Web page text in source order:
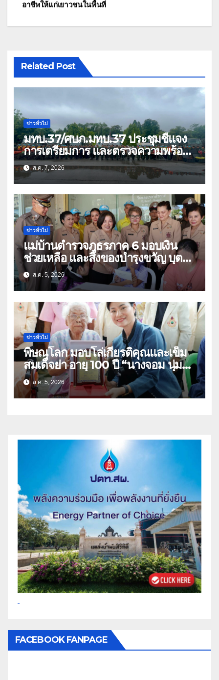
อาชีพให้แก่เยาวชนในพื้นที่
Related Post
ข่าวทั่วไป
มทบ.37/ศบภ.มทบ.37 ประชุมชี้แจง
การเตรียมการ และตรวจความพร้อม
ด้านการบรรเทาสาธารณภัย
ส.ค. 7, 2026
ข่าวทั่วไป
แม่บ้านตำรวจภูธรภาค 6 มอบเงิน
ช่วยเหลือ และสิ่งของบำรุงขวัญ บุตร-
ธิดา ข้าราชการตำรวจจังหวัด
อุทัยธานี
ส.ค. 5, 2026
ข่าวทั่วไป
พิษณุโลก มอบโล่เกียรติคุณและเข็ม
สมเด็จย่า อายุ 100 ปี “นางจอม นุ่ม
เนตร” ตำบลบ้านกร่าง อำเภอเมือง
ส.ค. 5, 2026
FACEBOOK FANPAGE